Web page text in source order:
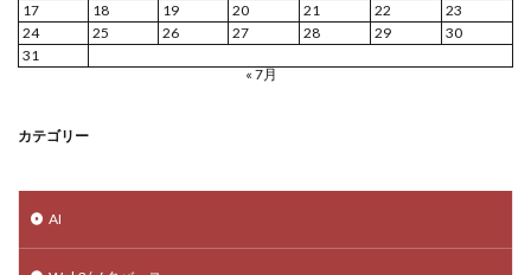
17
18 19 20 21 22
23
24
25 26 27 28 29
30
31
« 7月
カテゴリー
AI